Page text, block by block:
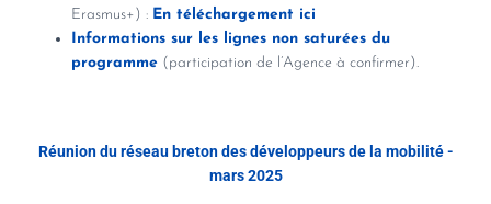
Erasmus+) : En téléchargement ici
Informations sur les lignes non saturées du
programme (participation de l’Agence à confirmer).
Réunion du réseau breton des développeurs de la mobilité -
mars 2025